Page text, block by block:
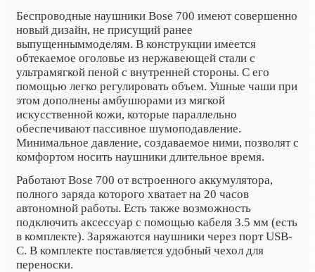
Беспроводные наушники Bose 700 имеют совершенно
новый дизайн, не присущий ранее
выпущенныммоделям. В конструкции имеется
обтекаемое оголовье из нержавеющей стали с
ультрамягкой пеной с внутренней стороны. С его
помощью легко регулировать объем. Ушные чаши при
этом дополнены амбушюрами из мягкой
искусственной кожи, которые параллельно
обеспечивают пассивное шумоподавление.
Минимальное давление, создаваемое ними, позволят с
комфортом носить наушники длительное время.
Работают Bose 700 от встроенного аккумулятора,
полного заряда которого хватает на 20 часов
автономной работы. Есть также возможность
подключить аксессуар с помощью кабеля 3.5 мм (есть
в комплекте). Заряжаются наушники через порт USB-
C. В комплекте поставляется удобный чехол для
переноски.